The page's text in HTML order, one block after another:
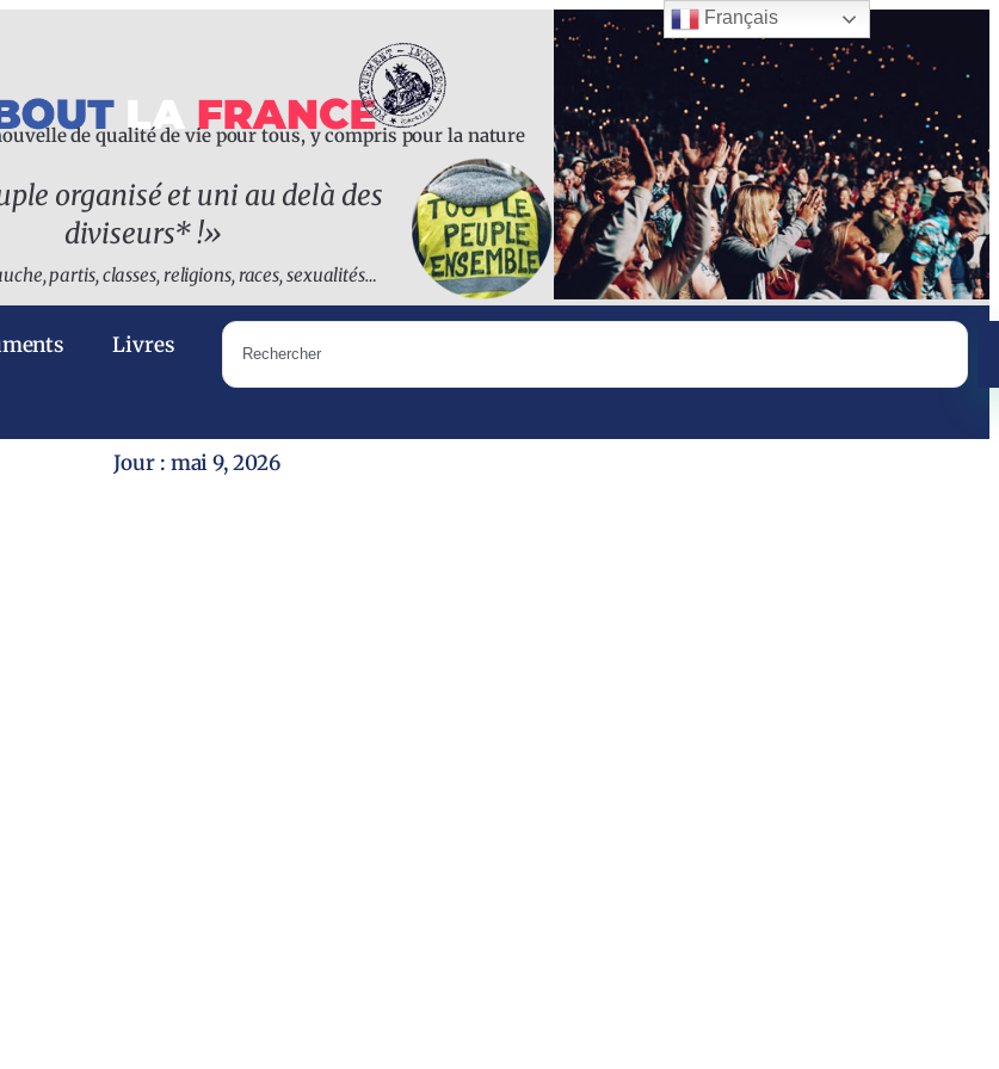
de qualité de vie pour tous, y compris pour la nature
organisé et uni au delà des
diviseurs* !»
partis, classes, religions, races, sexualités…
Livres
Jour : mai 9, 2026
Français